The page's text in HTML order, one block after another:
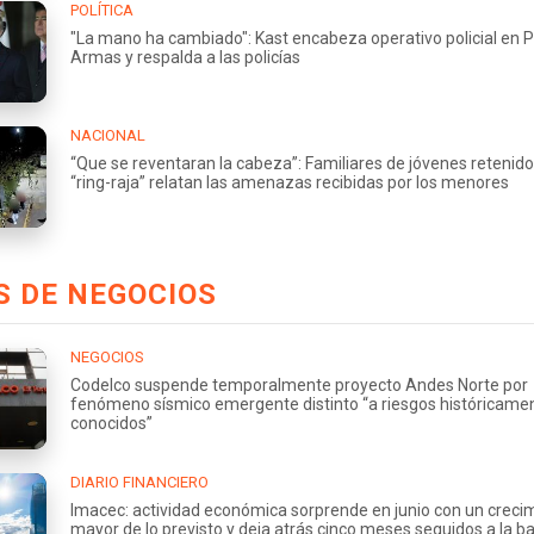
POLÍTICA
"La mano ha cambiado": Kast encabeza operativo policial en
Armas y respalda a las policías
NACIONAL
“Que se reventaran la cabeza”: Familiares de jóvenes
“ring-raja” relatan las amenazas recibidas por los menores
DE NEGOCIOS
NEGOCIOS
Codelco suspende temporalmente proyecto Andes Norte por
fenómeno sísmico emergente distinto “a riesgos
conocidos”
DIARIO FINANCIERO
Imacec: actividad económica sorprende en junio con un
mayor de lo previsto y deja atrás cinco meses seguidos a la